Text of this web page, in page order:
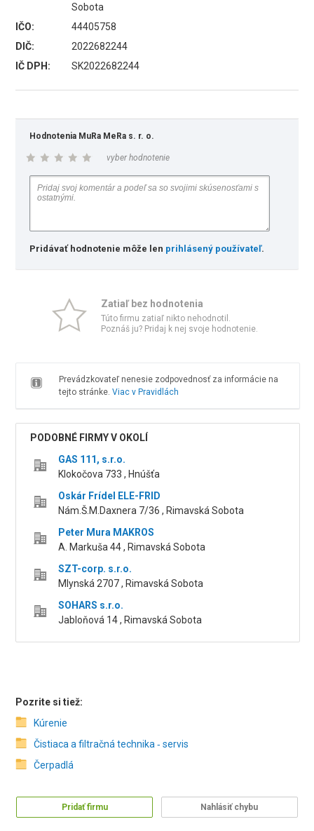
Sobota
IČO:
44405758
DIČ:
2022682244
IČ DPH:
SK2022682244
Hodnotenia MuRa MeRa s. r. o.
vyber hodnotenie
Pridávať hodnotenie môže len prihlásený používateľ.
Zatiaľ bez hodnotenia
Túto firmu zatiaľ nikto nehodnotil.
Poznáš ju? Pridaj k nej svoje hodnotenie.
Prevádzkovateľ nenesie zodpovednosť za informácie na
tejto stránke. Viac v Pravidlách
PODOBNÉ FIRMY V OKOLÍ
GAS 111, s.r.o.
Klokočova 733 , Hnúšťa
Oskár Frídel ELE-FRID
Nám.Š.M.Daxnera 7/36 , Rimavská Sobota
Peter Mura MAKROS
A. Markuša 44 , Rimavská Sobota
SZT-corp. s.r.o.
Mlynská 2707 , Rimavská Sobota
SOHARS s.r.o.
Jabloňová 14 , Rimavská Sobota
Pozrite si tiež:
Kúrenie
Čistiaca a filtračná technika ‑ servis
Čerpadlá
Pridať firmu Nahlásiť chybu